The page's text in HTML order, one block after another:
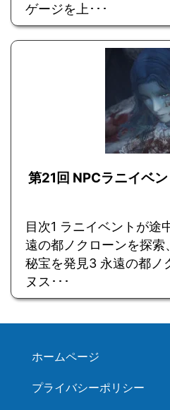
ゲージを上･･･
第21回 NPCラニイベ
目次1 ラニイベントが途
遠の都ノクローンを探索
秘宝を発見3 永遠の都
ヌス･･･
ホームページ
プライバシーポリシー